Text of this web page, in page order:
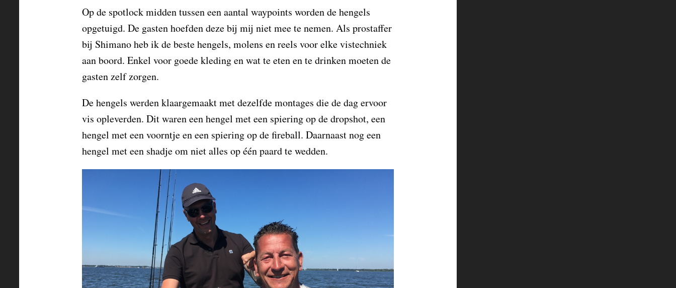
Op de spotlock midden tussen een aantal waypoints worden de hengels
opgetuigd. De gasten hoefden deze bij mij niet mee te nemen. Als prostaffer
bij Shimano heb ik de beste hengels, molens en reels voor elke vistechniek
aan boord. Enkel voor goede kleding en wat te eten en te drinken moeten de
gasten zelf zorgen.
De hengels werden klaargemaakt met dezelfde montages die de dag ervoor
vis opleverden. Dit waren een hengel met een spiering op de dropshot, een
hengel met een voorntje en een spiering op de fireball. Daarnaast nog een
hengel met een shadje om niet alles op één paard te wedden.